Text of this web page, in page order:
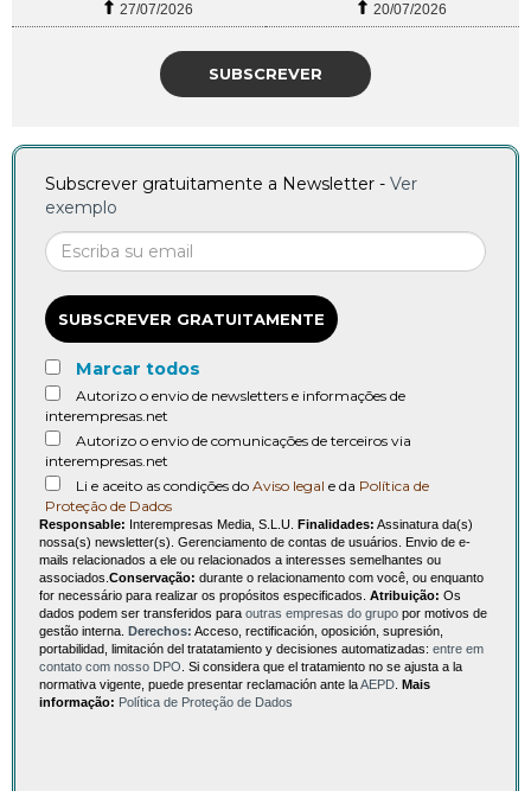
27/07/2026 20/07/2026
SUBSCREVER
Subscrever gratuitamente a Newsletter - Ver
exemplo
SUBSCREVER GRATUITAMENTE
Marcar todos
Autorizo o envio de newsletters e informações de
interempresas.net
Autorizo o envio de comunicações de terceiros via
interempresas.net
Li e aceito as condições do Aviso legal e da Política de
Proteção de Dados
Responsable: Interempresas Media, S.L.U. Finalidades: Assinatura da(s)
nossa(s) newsletter(s). Gerenciamento de contas de usuários. Envio de e-
mails relacionados a ele ou relacionados a interesses semelhantes ou
associados. Conservação: durante o relacionamento com você, ou enquanto
for necessário para realizar os propósitos especificados. Atribuição: Os
dados podem ser transferidos para outras empresas do grupo por motivos de
gestão interna.
Derechos: Acceso, rectificación, oposición, supresión,
portabilidad, limitación del tratatamiento y decisiones automatizadas: entre em
contato com nosso DPO . Si considera que el tratamiento no se ajusta a la
normativa vigente, puede presentar reclamación ante laAEPD
Mais
informação: Política de Proteção de Dados